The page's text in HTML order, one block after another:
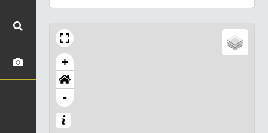
+
-